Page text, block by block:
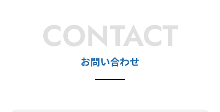
CONTACT
お問い合わせ